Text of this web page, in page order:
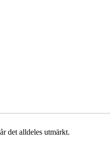
det alldeles utmärkt.